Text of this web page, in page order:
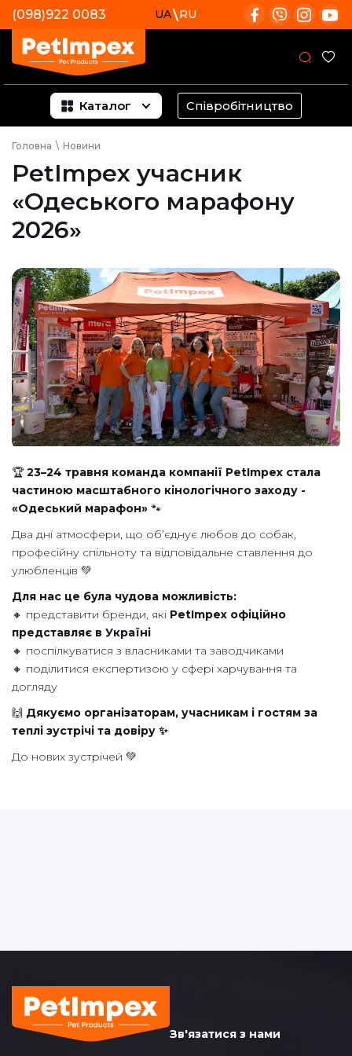
(098)922 0083 UA RU
Каталог Співробітництво
Головна \ Новини
PetImpex учасник
«Одеського марафону
2026»
🏆 23–24 травня команда компанії PetImpex стала
частиною масштабного кінологічного заходу -
«Одеський марафон» 🐾
Два дні атмосфери, що об’єднує любов до собак,
професійну спільноту та відповідальне ставлення до
улюбленців 💚
Для нас це була чудова можливість:
🔸 представити бренди, які PetImpex офіційно
представляє в Україні
🔸 поспілкуватися з власниками та заводчиками
🔸 поділитися експертизою у сфері харчування та
догляду
🙌 Дякуємо організаторам, учасникам і гостям за
теплі зустрічі та довіру ✨
До нових зустрічей 💚
Зв'язатися з нами